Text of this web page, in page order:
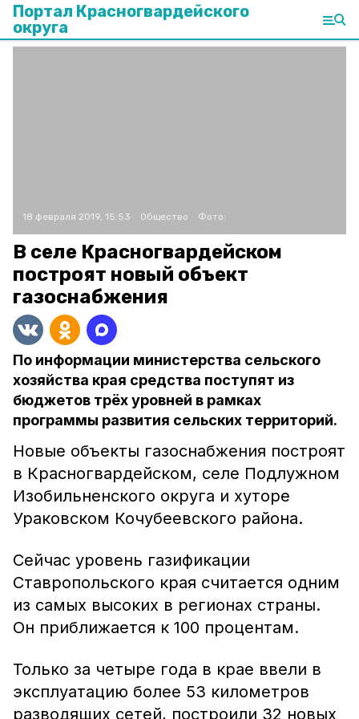
Портал Красногвардейского
округа
18 февраля 2019, 15:53 Общество Фото:
В селе Красногвардейском
построят новый объект
газоснабжения
По информации министерства сельского
хозяйства края средства поступят из
бюджетов трёх уровней в рамках
программы развития сельских территорий.
Новые объекты газоснабжения построят
в Красногвардейском, селе Подлужном
Изобильненского округа и хуторе
Ураковском Кочубеевского района.
Сейчас уровень газификации
Ставропольского края считается одним
из самых высоких в регионах страны.
Он приближается к 100 процентам.
Только за четыре года в крае ввели в
эксплуатацию более 53 километров
разводящих сетей, построили 32 новых